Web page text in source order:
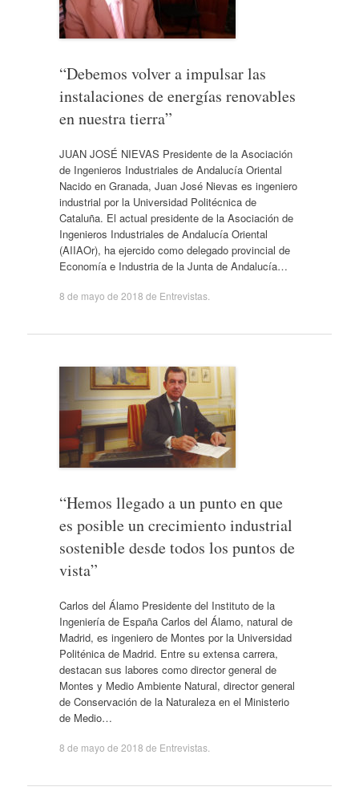
“Debemos volver a impulsar las
instalaciones de energías renovables
en nuestra tierra”
JUAN JOSÉ NIEVAS Presidente de la Asociación
de Ingenieros Industriales de Andalucía Oriental
Nacido en Granada, Juan José Nievas es ingeniero
industrial por la Universidad Politécnica de
Cataluña. El actual presidente de la Asociación de
Ingenieros Industriales de Andalucía Oriental
(AIIAOr), ha ejercido como delegado provincial de
Economía e Industria de la Junta de Andalucía…
8 de mayo de 2018 de Entrevistas.
“Hemos llegado a un punto en que
es posible un crecimiento industrial
sostenible desde todos los puntos de
vista”
Carlos del Álamo Presidente del Instituto de la
Ingeniería de España Carlos del Álamo, natural de
Madrid, es ingeniero de Montes por la Universidad
Politénica de Madrid. Entre su extensa carrera,
destacan sus labores como director general de
Montes y Medio Ambiente Natural, director general
de Conservación de la Naturaleza en el Ministerio
de Medio…
8 de mayo de 2018 de Entrevistas.